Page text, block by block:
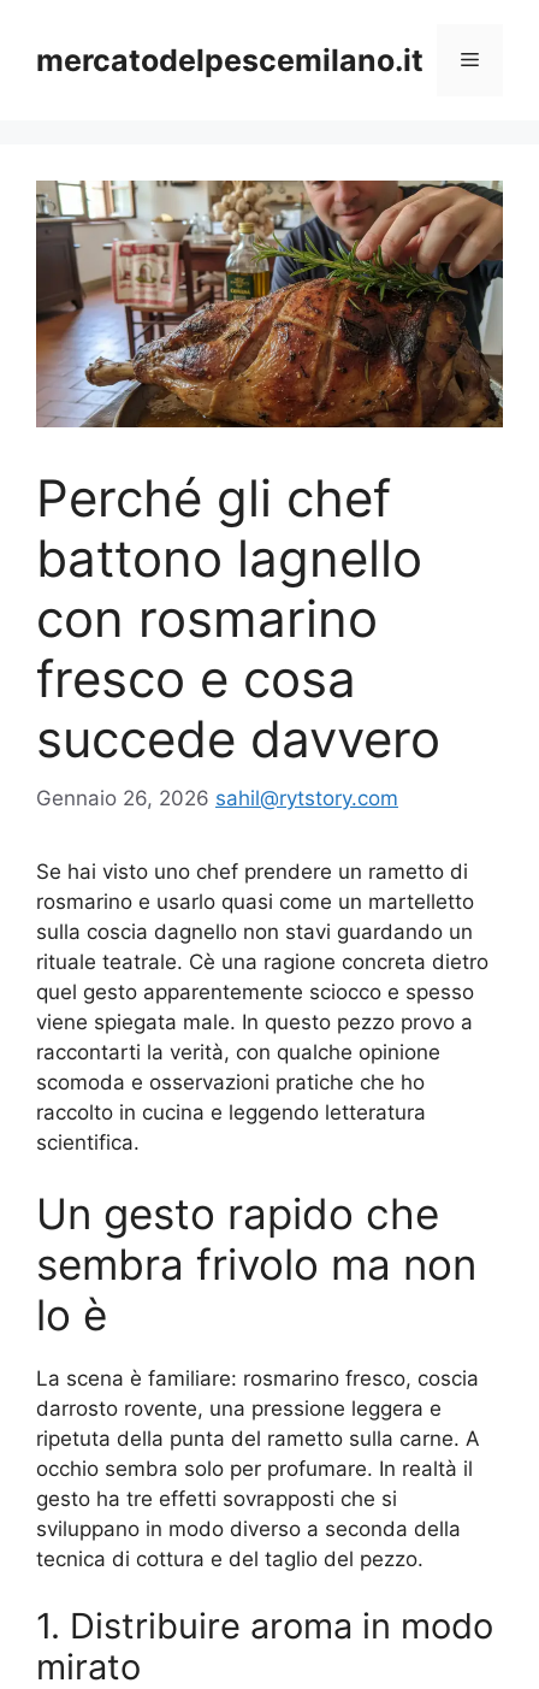
contenuto
mercatodelpescemilano.it Menu
Perché gli chef
battono lagnello
con rosmarino
fresco e cosa
succede davvero
Gennaio 26, 2026 sahil@rytstory.com
Se hai visto uno chef prendere un rametto di
rosmarino e usarlo quasi come un martelletto
sulla coscia dagnello non stavi guardando un
rituale teatrale. Cè una ragione concreta dietro
quel gesto apparentemente sciocco e spesso
viene spiegata male. In questo pezzo provo a
raccontarti la verità, con qualche opinione
scomoda e osservazioni pratiche che ho
raccolto in cucina e leggendo letteratura
scientifica.
Un gesto rapido che
sembra frivolo ma non
lo è
La scena è familiare: rosmarino fresco, coscia
darrosto rovente, una pressione leggera e
ripetuta della punta del rametto sulla carne. A
occhio sembra solo per profumare. In realtà il
gesto ha tre effetti sovrapposti che si
sviluppano in modo diverso a seconda della
tecnica di cottura e del taglio del pezzo.
1. Distribuire aroma in modo
mirato